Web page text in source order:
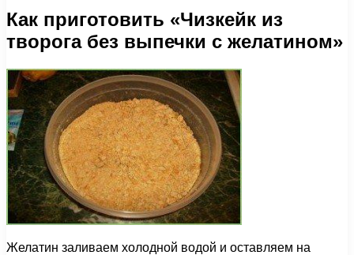
Как приготовить «Чизкейк из
творога без выпечки с желатином»
Желатин заливаем холодной водой и оставляем на